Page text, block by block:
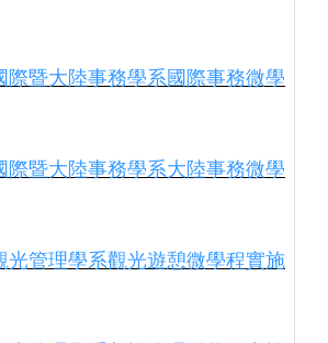
際暨大陸事務學系國際事務微學
際暨大陸事務學系大陸事務微學
光管理學系觀光遊憩微學程實施